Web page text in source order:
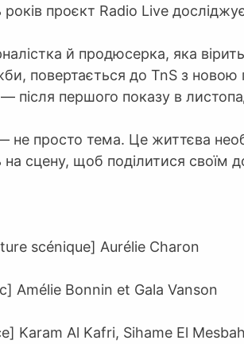
проєкт Radio Live
й продюсерка, яка
повертається до TnS з
після першого показу в
просто тема. Це життєва
сцену, щоб поділитися своїм
scénique] Aurélie Charon
Amélie Bonnin et Gala Vanson
Karam Al Kafri, Sihame El